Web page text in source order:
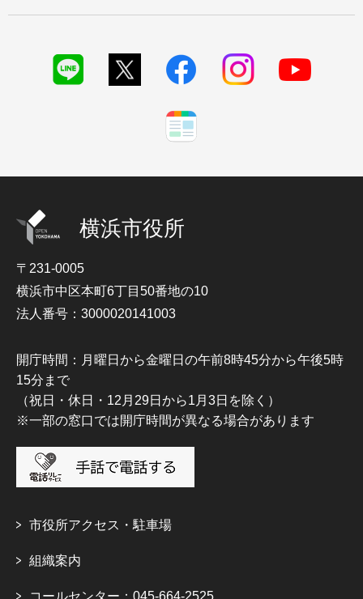
横浜市役所
〒231-0005
横浜市中区本町6丁目50番地の10
法人番号：3000020141003
開庁時間：月曜日から金曜日の午前8時45分から午後5時
15分まで
（祝日・休日・12月29日から1月3日を除く）
※一部の窓口では開庁時間が異なる場合があります
市役所アクセス・駐車場
組織案内